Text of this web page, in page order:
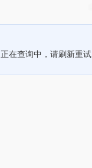
正在查询中，请刷新重试